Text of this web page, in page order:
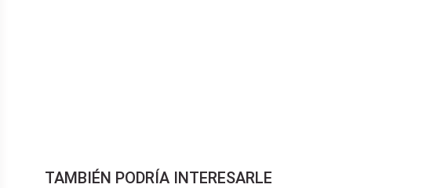
TAMBIÉN PODRÍA INTERESARLE